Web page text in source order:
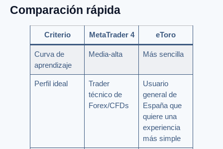
Comparación rápida
Criterio MetaTrader 4 eToro
Curva de
aprendizaje
Media-alta Más sencilla
Perfil ideal
Trader
técnico de
Forex/CFDs
Usuario
general de
España que
quiere una
experiencia
más simple